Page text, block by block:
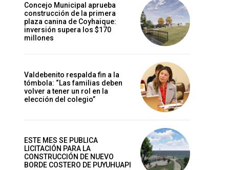
Concejo Municipal aprueba
construcción de la primera
plaza canina de Coyhaique:
inversión supera los $170
millones
Valdebenito respalda fin a la
tómbola: “Las familias deben
volver a tener un rol en la
elección del colegio”
ESTE MES SE PUBLICA
LICITACIÓN PARA LA
CONSTRUCCIÓN DE NUEVO
BORDE COSTERO DE PUYUHUAPI